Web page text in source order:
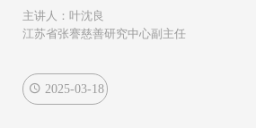
主讲人：叶沈良
江苏省张謇慈善研究中心副主任
2025-03-18